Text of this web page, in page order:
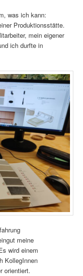
was ich kann:
Produktionsstätte.
mein eigener
ich durfte in
meine
wird einem
KollegInnen
orientiert.